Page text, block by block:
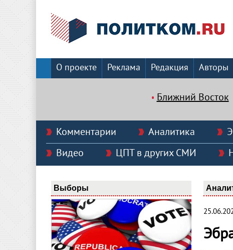
О проекте Реклама Редакция Авторы
Ближний Восток
Комментарии Аналитика
Видео
ЦПТ в других СМИ
Выборы